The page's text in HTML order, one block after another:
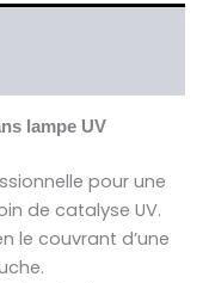
lampe UV
pour une
de catalyse UV.
le couvrant d’une